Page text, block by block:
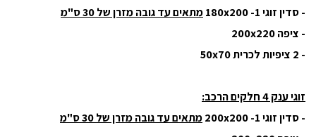
- סדין זוגי 180x200 -1
מתאים עד גובה מזרן של 30 ס"מ
- ציפה 200x220
- 2 ציפיות לכרית 50x70
זוגי ענק 4 חלקים הרכב:
- סדין זוגי 200x200 -1
מתאים עד גובה מזרן של 30 ס"מ